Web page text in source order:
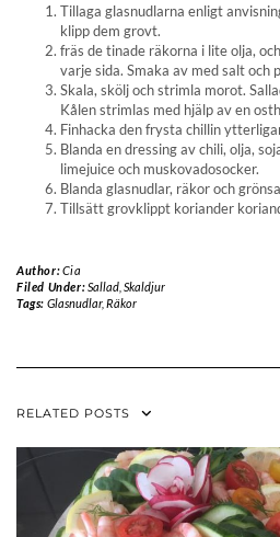
Tillaga glasnudlarna enligt
klipp dem grovt.
fräs de tinade räkorna i lite olja,
varje sida. Smaka av med salt och
Skala, skölj och strimla morot.
Kålen strimlas med hjälp av en
Finhacka den frysta chillin
Blanda en dressing av chili, olja,
limejuice och muskovadosocker.
Blanda glasnudlar, räkor och
Tillsätt grovklippt koriander
Author:Cia
Filed Under: Sallad, Skaldjur
Tags: Glasnudlar, Räkor
RELATED POSTS